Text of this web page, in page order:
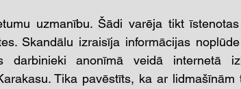
uzmanību. Šādi varēja tikt
Skandālu izraisīja informācijas
darbinieki anonīmā veidā internetā
Tika pavēstīts, ka ar lidmašīnām